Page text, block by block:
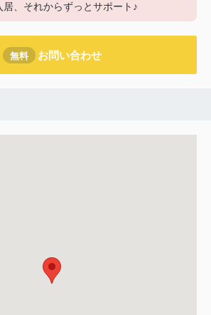
居、それからずっとサポート♪
無料 お問い合わせ